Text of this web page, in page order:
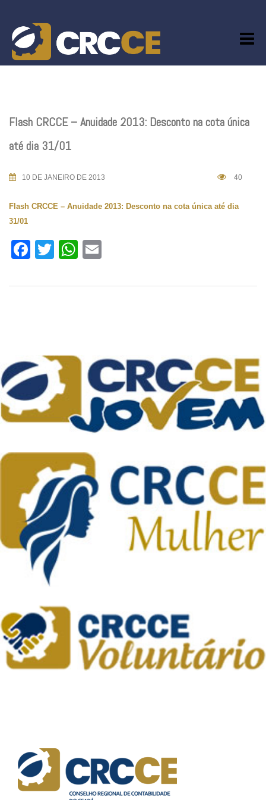
content
Flash CRCCE – Anuidade 2013: Desconto na cota única
até dia 31/01
10 DE JANEIRO DE 2013 40
Flash CRCCE – Anuidade 2013: Desconto na cota única até dia
31/01
Facebook
TwitterWhatsApp